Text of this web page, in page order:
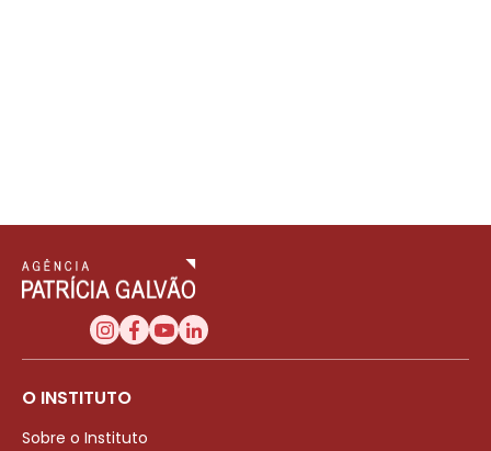
O INSTITUTO
Sobre o Instituto